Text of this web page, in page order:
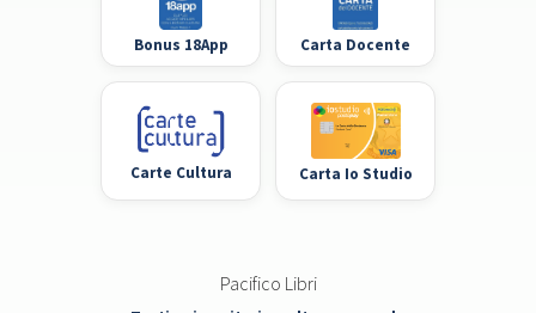
Bonus 18App Carta Docente
Carte Cultura Carta Io Studio
Pacifico Libri